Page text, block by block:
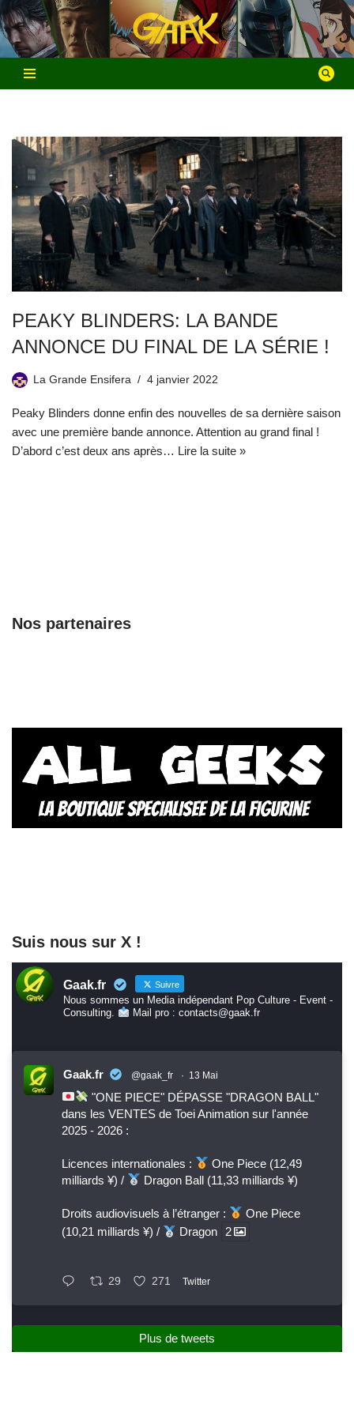
Aller
au
contenu
PEAKY BLINDERS: LA BANDE
ANNONCE DU FINAL DE LA SÉRIE !
La Grande Ensifera 4 janvier 2022
Peaky Blinders donne enfin des nouvelles de sa dernière saison
avec une première bande annonce. Attention au grand final !
D’abord c’est deux ans après… Lire la suite »
Nos partenaires
Suis nous sur X !
Gaak.fr Suivre
Nous sommes un Media indépendant Pop Culture - Event -
Consulting.
Mail pro : contacts@gaak.fr
Gaak.fr @gaak_fr · 13 Mai
"ONE PIECE" DÉPASSE "DRAGON BALL"
dans les VENTES de Toei Animation sur l'année
2025 - 2026 :
Licences internationales :
One Piece (12,49
milliards ¥) /
Dragon Ball (11,33 milliards ¥)
Droits audiovisuels à l’étranger :
One Piece
(10,21 milliards ¥) /
Dragon 2
29 271 Twitter
Plus de tweets